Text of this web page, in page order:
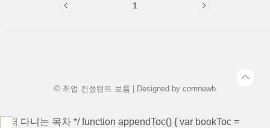
런 4050"에 대한 정책을 소개하겠습니다. 서울
1
© 취업 컨설턴트 보름 | Designed by comnewb
/* 떠 다니는 목차 */ function appendToc() { var bookToc =